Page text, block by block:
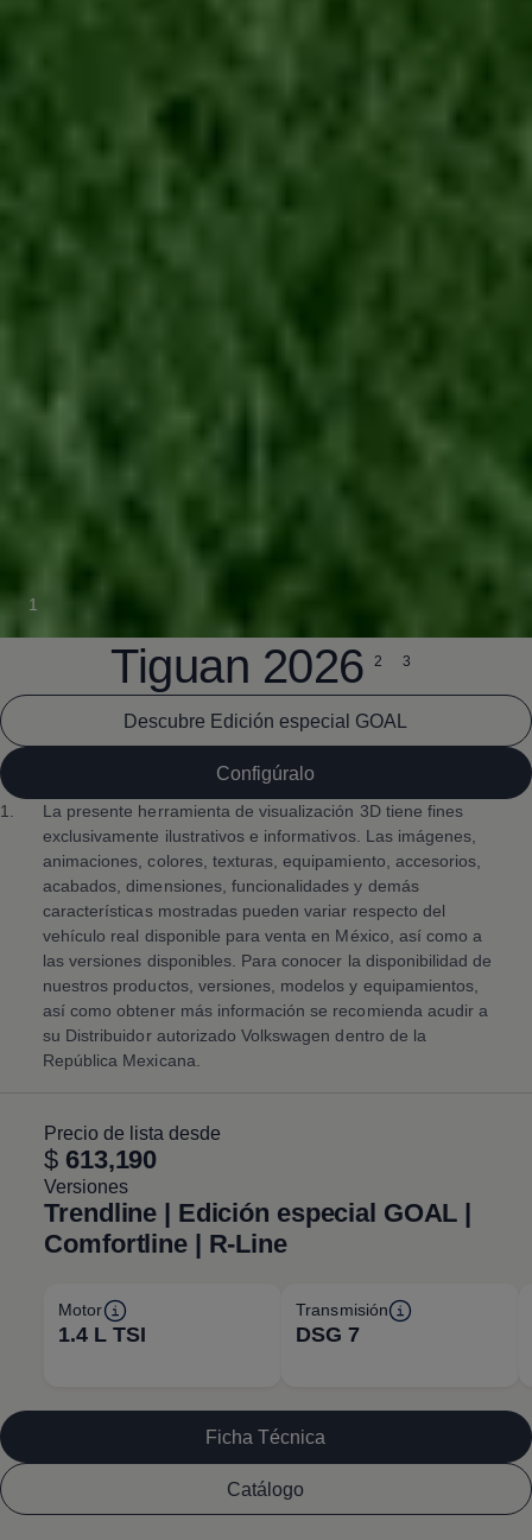
1
Tiguan 2026 2 3
Descubre Edición especial GOAL
Configúralo
1.
La presente herramienta de visualización 3D tiene fines
exclusivamente ilustrativos e informativos. Las imágenes,
animaciones, colores, texturas, equipamiento, accesorios,
acabados, dimensiones, funcionalidades y demás
características mostradas pueden variar respecto del
vehículo real disponible para venta en México, así como a
las versiones disponibles. Para conocer la disponibilidad de
nuestros productos, versiones, modelos y equipamientos,
así como obtener más información se recomienda acudir a
su Distribuidor autorizado Volkswagen dentro de la
República Mexicana.
Precio de lista desde
$ 613,190
Versiones
Trendline | Edición especial GOAL |
Comfortline | R-Line
Motor
1.4 L TSI
Transmisión
DSG 7
Ficha Técnica
Catálogo